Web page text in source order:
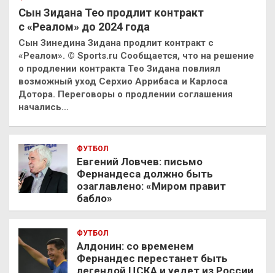
Сын Зидана Тео продлит контракт
с «Реалом» до 2024 года
Сын Зинедина Зидана продлит контракт с
«Реалом». © Sports.ru Сообщается, что на решение
о продлении контракта Тео Зидана повлиял
возможный уход Серхио Аррибаса и Карлоса
Дотора. Переговоры о продлении соглашения
начались…
ФУТБОЛ
Евгений Ловчев: письмо
Фернандеса должно быть
озаглавлено: «Миром правит
бабло»
ФУТБОЛ
Алдонин: со временем
Фернандес перестанет быть